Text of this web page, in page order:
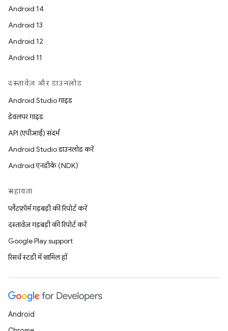
Android 14
Android 13
Android 12
Android 11
दस्तावेज़ और डाउनलोड
Android Studio गाइड
डेवलपर गाइड
API (एपीआई) संदर्भ
Android Studio डाउनलोड करें
Android एनडीके (NDK)
सहायता
प्लैटफ़ॉर्म गड़बड़ी की रिपोर्ट करें
दस्तावेज़ गड़बड़ी की रिपोर्ट करें
Google Play support
रिसर्च स्टडी में शामिल हों
Android